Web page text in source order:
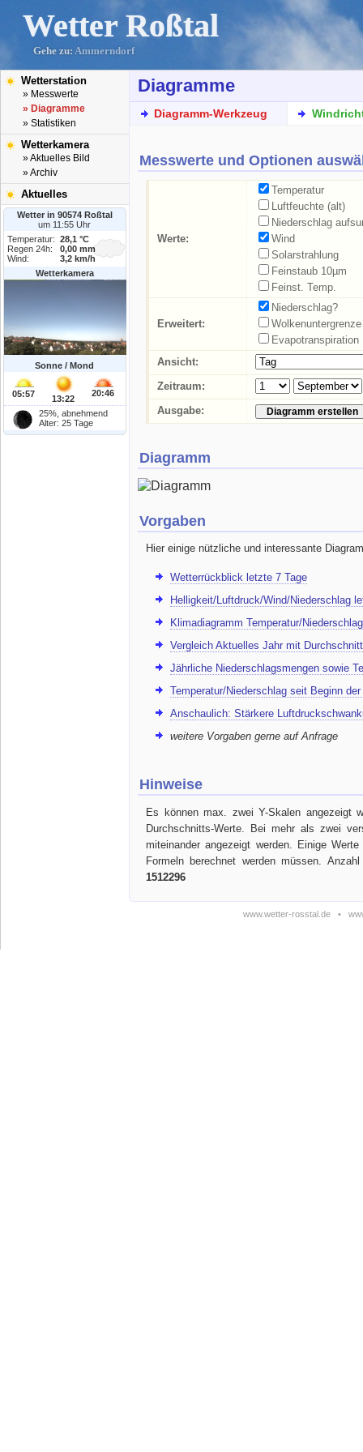
Wetter Roßtal
Gehe zu: Ammerndorf
Wetterstation
» Messwerte
» Diagramme
» Statistiken
Wetterkamera
» Aktuelles Bild
» Archiv
Aktuelles
Wetter in 90574 Roßtal
um 11:55 Uhr
Temperatur:
28,1 °C
Regen 24h:
0,00 mm
Wind:
3,2 km/h
Wetterkamera
Sonne / Mond
05:57 13:22
20:46
25%, abnehmend
Alter: 25 Tage
Diagramme
Diagramm-Werkzeug
Messwerte und Optionen
Werte:
Temperatur
Luftfeuchte (alt)
Niederschlag
Wind
Solarstrahlung
Feinstaub 10µm
Feinst. Temp.
Erweitert:
Niederschlag?
Evapotranspiration
Ansicht:
Zeitraum:
Ausgabe:
Diagramm
Vorgaben
Hier einige nützliche und interessante
Wetterrückblick letzte 7 Tage
Helligkeit/Luftdruck/Wind/Niederschlag
Klimadiagramm Temperatur/Niederschlag
Vergleich Aktuelles Jahr mit Durchschnitt
Jährliche Niederschlagsmengen sowie
Temperatur/Niederschlag seit Beginn
Anschaulich: Stärkere
weitere Vorgaben gerne auf Anfrage
Hinweise
Es können max. zwei Y-Skalen angezeigt
Durchschnitts-Werte. Bei mehr als zwei
miteinander angezeigt werden. Einige
Formeln berechnet werden müssen.
1512296
www.wetter-rosstal.de •